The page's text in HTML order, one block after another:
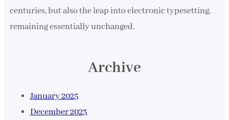
centuries, but also the leap into electronic typesetting,
remaining essentially unchanged.
Archive
January 2025
December 2023